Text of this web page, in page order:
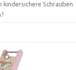
kindersichere Schrauben